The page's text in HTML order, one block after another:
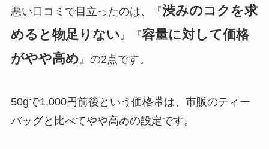
悪い口コミで目立ったのは、『渋みのコクを求
めると物足りない 』『容量に対して価格
がやや高め 』の2点です。
50gで1,000円前後という価格帯は、市販のティー
バッグと比べてやや高めの設定です。